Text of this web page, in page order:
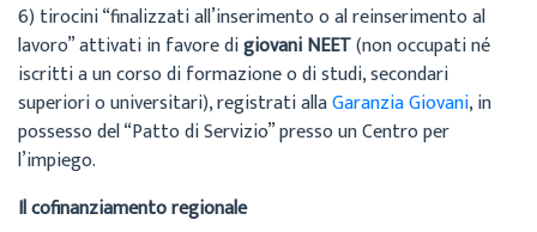
6) tirocini “finalizzati all’inserimento o al reinserimento al
lavoro” attivati in favore digiovani NEET(non occupati né
iscritti a un corso di formazione o di studi, secondari
superiori o universitari), registrati allaGaranzia Giovani, in
possesso del “Patto di Servizio” presso un Centro per
l’impiego.
Il cofinanziamento regionale